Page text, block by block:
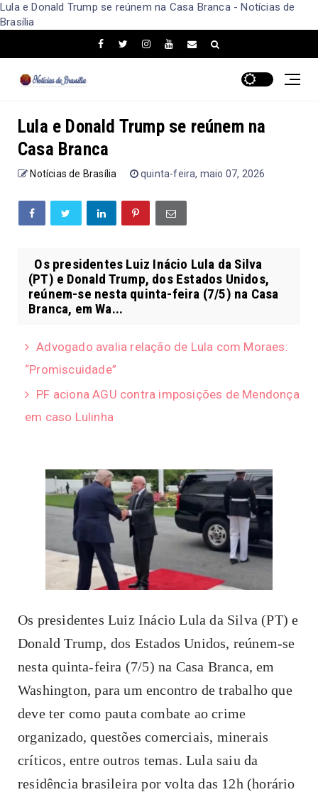
Lula e Donald Trump se reúnem na Casa Branca - Notícias de
Brasília
Lula e Donald Trump se reúnem na
Casa Branca
Notícias de Brasília quinta-feira, maio 07, 2026
Os presidentes Luiz Inácio Lula da Silva
(PT) e Donald Trump, dos Estados Unidos,
reúnem-se nesta quinta-feira (7/5) na Casa
Branca, em Wa...
Advogado avalia relação de Lula com Moraes:
“Promiscuidade”
PF aciona AGU contra imposições de Mendonça
em caso Lulinha
Os presidentes Luiz Inácio Lula da Silva (PT) e
Donald Trump, dos Estados Unidos, reúnem-se
nesta quinta-feira (7/5) na Casa Branca, em
Washington, para um encontro de trabalho que
deve ter como pauta combate ao crime
organizado, questões comerciais, minerais
críticos, entre outros temas. Lula saiu da
residência brasileira por volta das 12h (horário